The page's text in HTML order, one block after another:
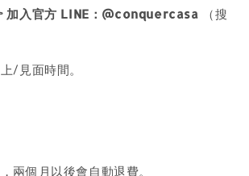
加入官方 LINE：@conquercasa
（搜
/見面時間。
兩個月以後會自動退費。